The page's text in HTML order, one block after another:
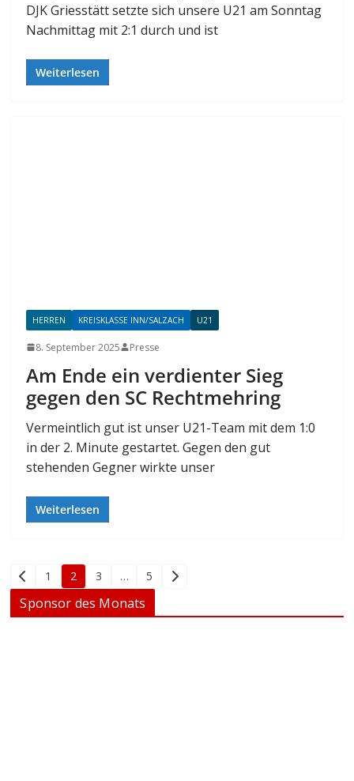
DJK Griesstätt setzte sich unsere U21 am Sonntag
Nachmittag mit 2:1 durch und ist
Weiterlesen
HERREN KREISKLASSE INN/SALZACH U21
8. September 2025 Presse
Am Ende ein verdienter Sieg
gegen den SC Rechtmehring
Vermeintlich gut ist unser U21-Team mit dem 1:0
in der 2. Minute gestartet. Gegen den gut
stehenden Gegner wirkte unser
Weiterlesen
Seitennummerierung
der
Beiträge
1 2 3 … 5
Sponsor des Monats